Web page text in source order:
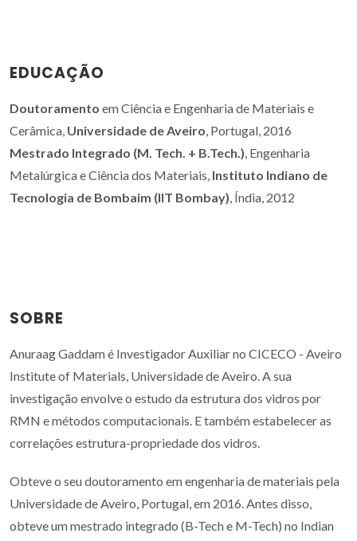
EDUCAÇÃO
Doutoramento em Ciência e Engenharia de Materiais e
Cerâmica, Universidade de Aveiro , Portugal, 2016
Mestrado Integrado (M. Tech. + B.Tech.) , Engenharia
Metalúrgica e Ciência dos Materiais, Instituto Indiano de
Tecnologia de Bombaim (IIT Bombay) , Índia, 2012
SOBRE
Anuraag Gaddam é Investigador Auxiliar no CICECO - Aveiro
Institute of Materials, Universidade de Aveiro. A sua
investigação envolve o estudo da estrutura dos vidros por
RMN e métodos computacionais. E também estabelecer as
correlações estrutura-propriedade dos vidros.
Obteve o seu doutoramento em engenharia de materiais pela
Universidade de Aveiro, Portugal, em 2016. Antes disso,
obteve um mestrado integrado (B-Tech e M-Tech) no Indian